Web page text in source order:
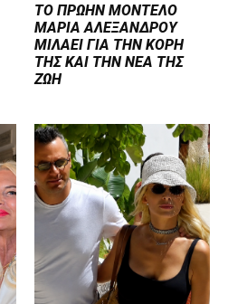
ΤΟ ΠΡΩΗΝ ΜΟΝΤΕΛΟ
ΜΑΡΙΑ ΑΛΕΞΑΝΔΡΟΥ
ΜΙΛΑΕΙ ΓΙΑ ΤΗΝ ΚΟΡΗ
ΤΗΣ ΚΑΙ ΤΗΝ ΝΕΑ ΤΗΣ
ΖΩΗ